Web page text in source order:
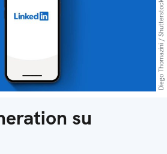
su
Diego Thomazini / Shutterstock.com